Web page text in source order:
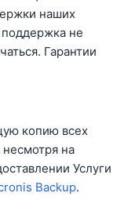
наших
поддержка не
Гарантии
копию всех
на
Услуги
Backup.